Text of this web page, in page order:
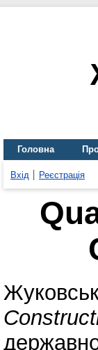
Головна
Вхід Реєстрація